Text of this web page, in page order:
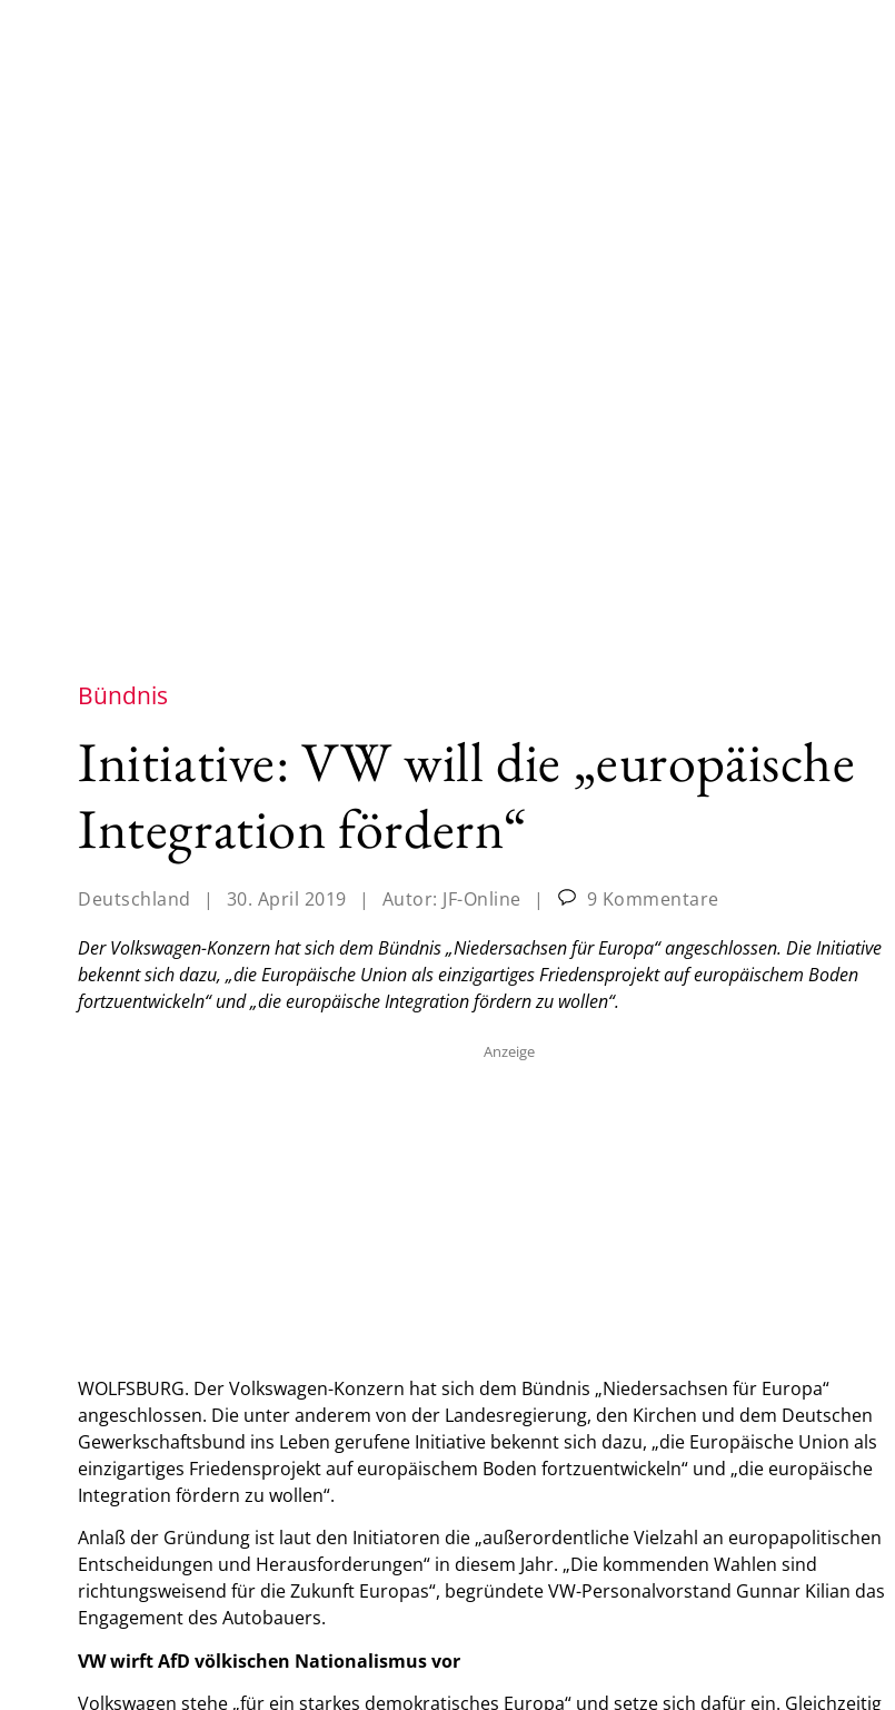
Bündnis
Initiative: VW will die „europäische
Integration fördern“
Deutschland | 30. April 2019 | Autor: JF-Online |
9 Kommentare
Der Volkswagen-Konzern hat sich dem Bündnis „Niedersachsen für Europa“ angeschlossen. Die Initiative
bekennt sich dazu, „die Europäische Union als einzigartiges Friedensprojekt auf europäischem Boden
fortzuentwickeln“ und „die europäische Integration fördern zu wollen“.
Anzeige
WOLFSBURG. Der Volkswagen-Konzern hat sich dem Bündnis „Niedersachsen für Europa“
angeschlossen. Die unter anderem von der Landesregierung, den Kirchen und dem Deutschen
Gewerkschaftsbund ins Leben gerufene Initiative bekennt sich dazu, „die Europäische Union als
einzigartiges Friedensprojekt auf europäischem Boden fortzuentwickeln“ und „die europäische
Integration fördern zu wollen“.
Anlaß der Gründung ist laut den Initiatoren die „außerordentliche Vielzahl an europapolitischen
Entscheidungen und Herausforderungen“ in diesem Jahr. „Die kommenden Wahlen sind
richtungsweisend für die Zukunft Europas“, begründete VW-Personalvorstand Gunnar Kilian das
Engagement des Autobauers.
VW wirft AfD völkischen Nationalismus vor
Volkswagen stehe „für ein starkes demokratisches Europa“ und setze sich dafür ein. Gleichzeitig